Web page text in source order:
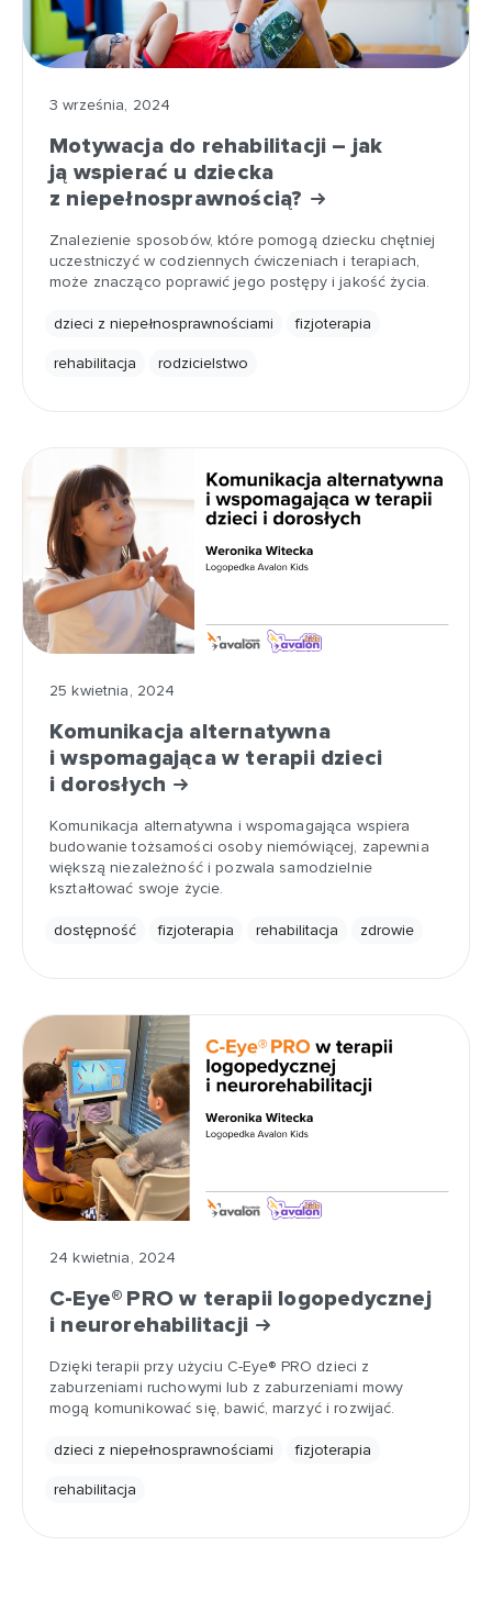
3 września, 2024
Motywacja do rehabilitacji – jak
ją wspierać u dziecka
z niepełnosprawnością?
Znalezienie sposobów, które pomogą dziecku chętniej
uczestniczyć w codziennych ćwiczeniach i terapiach,
może znacząco poprawić jego postępy i jakość życia.
dzieci z niepełnosprawnościami fizjoterapia
rehabilitacja rodzicielstwo
25 kwietnia, 2024
Komunikacja alternatywna
i wspomagająca w terapii dzieci
i dorosłych
Komunikacja alternatywna i wspomagająca wspiera
budowanie tożsamości osoby niemówiącej, zapewnia
większą niezależność i pozwala samodzielnie
kształtować swoje życie.
dostępność fizjoterapia rehabilitacja zdrowie
24 kwietnia, 2024
C-Eye® PRO w terapii logopedycznej
i neurorehabilitacji
Dzięki terapii przy użyciu C-Eye® PRO dzieci z
zaburzeniami ruchowymi lub z zaburzeniami mowy
mogą komunikować się, bawić, marzyć i rozwijać.
dzieci z niepełnosprawnościami fizjoterapia
rehabilitacja